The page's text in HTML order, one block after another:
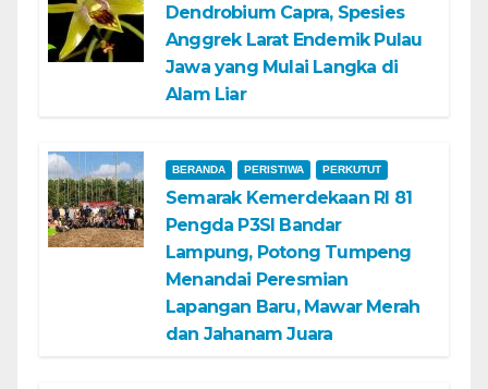
Dendrobium Capra, Spesies
Anggrek Larat Endemik Pulau
Jawa yang Mulai Langka di
Alam Liar
BERANDA PERISTIWA PERKUTUT
Semarak Kemerdekaan RI 81
Pengda P3SI Bandar
Lampung, Potong Tumpeng
Menandai Peresmian
Lapangan Baru, Mawar Merah
dan Jahanam Juara